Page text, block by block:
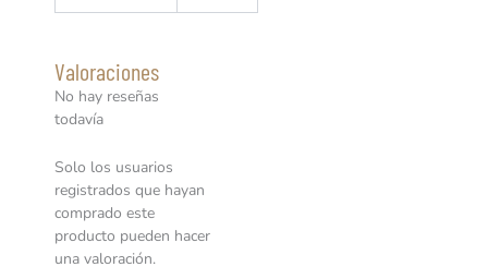
Valoraciones
No hay reseñas
todavía
Solo los usuarios
registrados que hayan
comprado este
producto pueden hacer
una valoración.